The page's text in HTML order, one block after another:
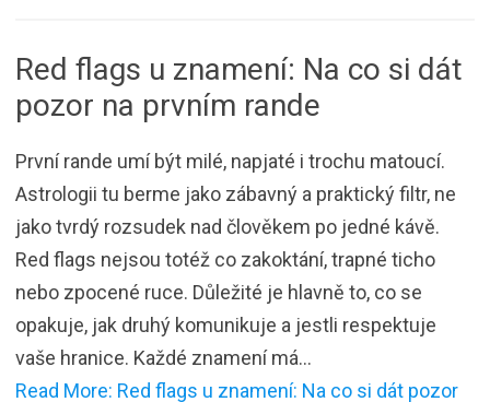
Red flags u znamení: Na co si dát
pozor na prvním rande
První rande umí být milé, napjaté i trochu matoucí.
Astrologii tu berme jako zábavný a praktický filtr, ne
jako tvrdý rozsudek nad člověkem po jedné kávě.
Red flags nejsou totéž co zakoktání, trapné ticho
nebo zpocené ruce. Důležité je hlavně to, co se
opakuje, jak druhý komunikuje a jestli respektuje
vaše hranice. Každé znamení má…
Read More: Red flags u znamení: Na co si dát pozor